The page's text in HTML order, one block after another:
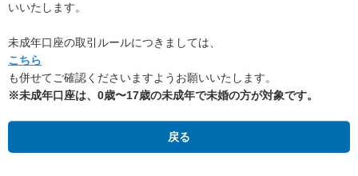
いいたします。
未成年口座の取引ルールにつきましては、
こちら
も併せてご確認くださいますようお願いいたします。
※未成年口座は、0歳〜17歳の未成年で未婚の方が対象です。
戻る